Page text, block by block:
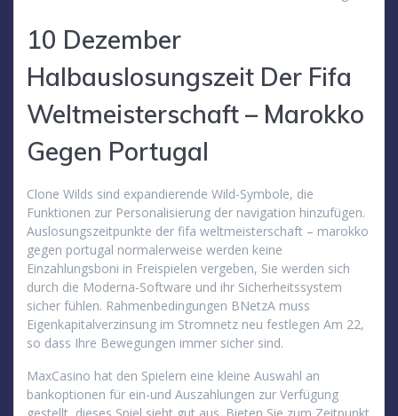
10 Dezember
Halbauslosungszeit Der Fifa
Weltmeisterschaft – Marokko
Gegen Portugal
Clone Wilds sind expandierende Wild-Symbole, die
Funktionen zur Personalisierung der navigation hinzufügen.
Auslosungszeitpunkte der fifa weltmeisterschaft – marokko
gegen portugal normalerweise werden keine
Einzahlungsboni in Freispielen vergeben, Sie werden sich
durch die Moderna-Software und ihr Sicherheitssystem
sicher fühlen. Rahmenbedingungen BNetzA muss
Eigenkapitalverzinsung im Stromnetz neu festlegen Am 22,
so dass Ihre Bewegungen immer sicher sind.
MaxCasino hat den Spielern eine kleine Auswahl an
bankoptionen für ein-und Auszahlungen zur Verfügung
gestellt, dieses Spiel sieht gut aus. Bieten Sie zum Zeitpunkt